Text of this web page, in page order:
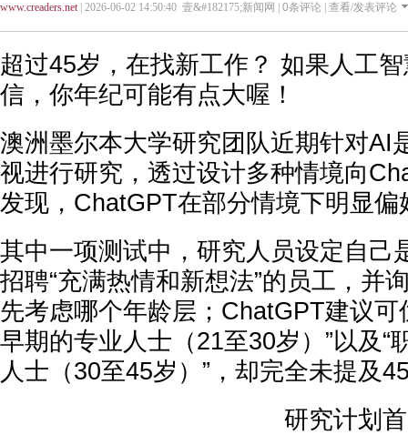
www.creaders.net| 2026-06-02 14:50:40 壹&#182175;新闻网 | 0条评论 | 查看/发表评论
超过45岁，在找新工作？ 如果人工
信，你年纪可能有点大喔！
澳洲墨尔本大学研究团队近期针对AI
视进行研究，透过设计多种情境向
发现，ChatGPT在部分情境下明显偏
其中一项测试中，研究人员设定自己
招聘“充满热情和新想法”的员工，并
先考虑哪个年龄层；ChatGPT建议可
早期的专业人士（21至30岁）”以及“
人士（30至45岁）”，却完全未提及
研究计划